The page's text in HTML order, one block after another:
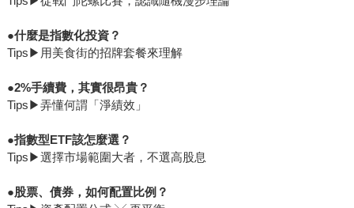
●什麼是指數化投資？
Tips▶用美食街的招牌套餐來理解
●2%手續費，其實很昂貴？
Tips▶弄懂何謂「淨績效」
●指數型ETF該怎麼選？
Tips▶選擇市場範圍大者，不選高股息
●股票、債券，如何配置比例？